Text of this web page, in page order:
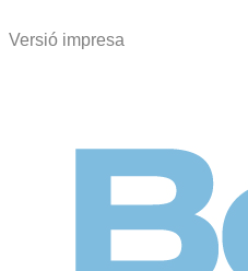
Versió impresa